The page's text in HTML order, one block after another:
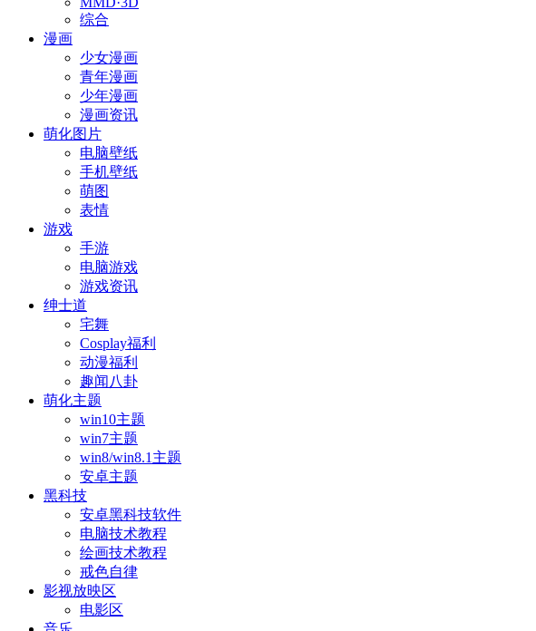
综合
漫画
少女漫画
青年漫画
少年漫画
漫画资讯
萌化图片
电脑壁纸
手机壁纸
萌图
表情
游戏
手游
电脑游戏
游戏资讯
绅士道
宅舞
Cosplay福利
动漫福利
趣闻八卦
萌化主题
win10主题
win7主题
win8/win8.1主题
安卓主题
黑科技
安卓黑科技软件
电脑技术教程
绘画技术教程
戒色自律
影视放映区
电影区